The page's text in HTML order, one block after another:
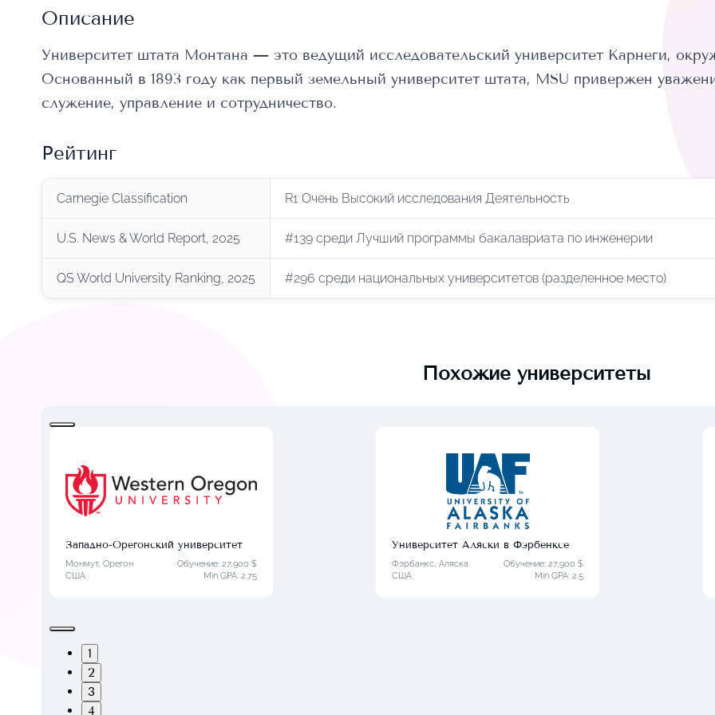
Описание
Университет штата Монтана — это ведущий исследовательский университет Карнеги,
Основанный в 1893 году как первый земельный университет штата, MSU привержен
служение, управление и сотрудничество.
Рейтинг
Carnegie Classification R1 Очень Высокий исследования Деятельность
U.S. News & World Report, 2025 #139 среди Лучший программы бакалавриата по инженерии
QS World University Ranking, 2025 #296 среди национальных университетов (разделенное место)
Похожие университеты
Западно-Орегонский университет
Монмут, Орегон
США
Обучение: 27,900 $
Min GPA: 2.75
Университет Аляски в Фэрбенксе
Фэрбанкс, Аляска
США
Обучение: 27,900 $
Min GPA:2.5
1
2
3
4